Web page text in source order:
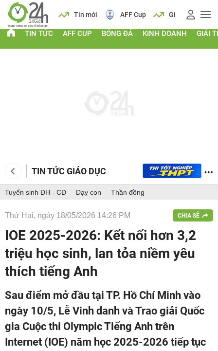
Lịch Tin mới AFF Cup Giá vàng
TIN TỨC AFF CUP BÓNG ĐÁ KINH DOANH GIẢI
TIN TỨC GIÁO DỤC
Tuyển sinh ĐH - CĐ Dạy con Thần đồng
Thứ Hai, ngày 18/05/2026 14:26 PM CHIA SẺ
IOE 2025-2026: Kết nối hơn 3,2
triệu học sinh, lan tỏa niềm yêu
thích tiếng Anh
Sau điểm mở đầu tại TP. Hồ Chí Minh vào
ngày 10/5, Lễ Vinh danh và Trao giải Quốc
gia Cuộc thi Olympic Tiếng Anh trên
Internet (IOE) năm học 2025-2026 tiếp tục